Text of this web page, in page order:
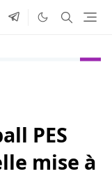
PES
mise à